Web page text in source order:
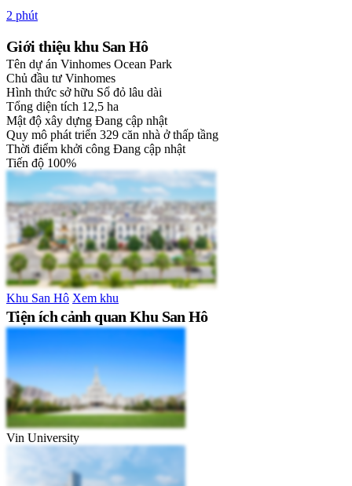
2 phút
Giới thiệu khu San Hô
Tên dự án Vinhomes Ocean Park
Chủ đầu tư Vinhomes
Hình thức sở hữu Sổ đỏ lâu dài
Tổng diện tích 12,5 ha
Mật độ xây dựng Đang cập nhật
Quy mô phát triển 329 căn nhà ở thấp tầng
Thời điểm khởi công Đang cập nhật
Tiến độ 100%
Khu San Hô Xem khu
Tiện ích cảnh quan Khu San Hô
Vin University